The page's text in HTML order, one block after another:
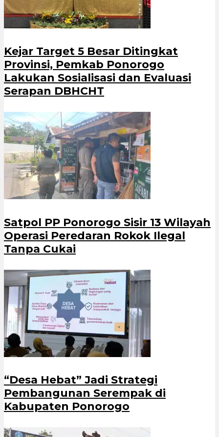
Kejar Target 5 Besar Ditingkat
Provinsi, Pemkab Ponorogo
Lakukan Sosialisasi dan Evaluasi
Serapan DBHCHT
Satpol PP Ponorogo Sisir 13 Wilayah
Operasi Peredaran Rokok Ilegal
Tanpa Cukai
“Desa Hebat” Jadi Strategi
Pembangunan Serempak di
Kabupaten Ponorogo